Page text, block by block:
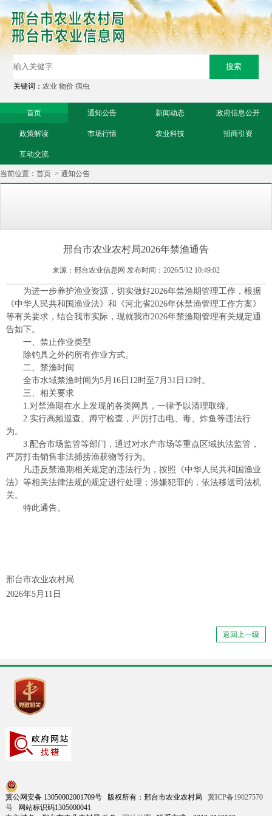
关键词：农业 物价 病虫
首页 通知公告 新闻动态 政府信息公开
政策解读 市场行情 农业科技 招商引资
互动交流
当前位置： 首页 > 通知公告
邢台市农业农村局2026年禁渔通告
来源：邢台农业信息网 发布时间：2026/5/12 10:49:02
为进一步养护渔业资源，切实做好2026年禁渔期管理工作，根据
《中华人民共和国渔业法》和《河北省2026年休禁渔管理工作方案》
等有关要求，结合我市实际，现就我市2026年禁渔期管理有关规定通
告如下。
一、禁止作业类型
除钓具之外的所有作业方式。
二、禁渔时间
全市水域禁渔时间为5月16日12时至7月31日12时。
三、相关要求
1.对禁渔期在水上发现的各类网具，一律予以清理取缔。
2.实行高频巡查、蹲守检查，严厉打击电、毒、炸鱼等违法行
为。
3.配合市场监管等部门，通过对水产市场等重点区域执法监管，
严厉打击销售非法捕捞渔获物等行为。
凡违反禁渔期相关规定的违法行为，按照《中华人民共和国渔业
法》等相关法律法规的规定进行处理；涉嫌犯罪的，依法移送司法机
关。
特此通告。
邢台市农业农村局
2026年5月11日
返回上一级
冀公网安备 13050002001709号 版权所有：邢台市农业农村局 冀ICP备19027570
号网站标识码1305000041